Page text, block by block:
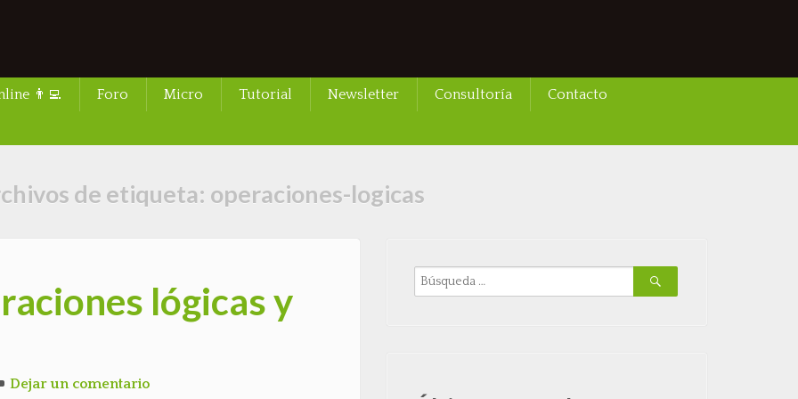
👨‍💻 Foro Micro Tutorial Newsletter Consultoría Contacto
de etiqueta: operaciones-logicas
lógicas y
Dejar un comentario